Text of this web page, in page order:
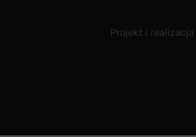
Projekt i realizacja